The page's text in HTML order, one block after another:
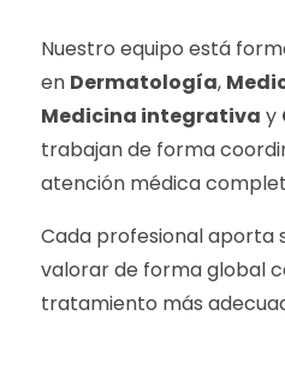
Nuestro equipo está
en Dermatología,
Medicina integrativa y
trabajan de forma
atención médica
Cada profesional aporta
valorar de forma global
tratamiento más